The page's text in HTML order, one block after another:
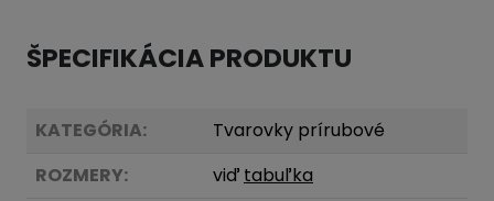
ŠPECIFIKÁCIA PRODUKTU
KATEGÓRIA:
Tvarovky prírubové
ROZMERY:
viď tabuľka